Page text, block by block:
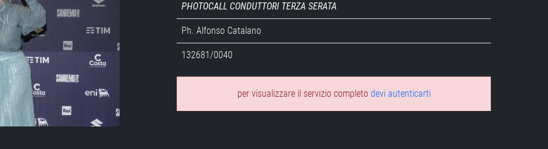
PHOTOCALL CONDUTTORI TERZA SERATA
Ph. Alfonso Catalano
132681/0040
per visualizzare il servizio completo devi autenticarti